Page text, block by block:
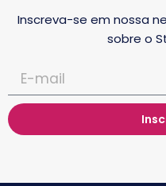
Inscreva-se em nossa
sobre o